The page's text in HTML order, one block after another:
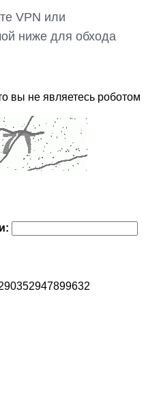
VPN или
ниже для обхода
вы не являетесь роботом